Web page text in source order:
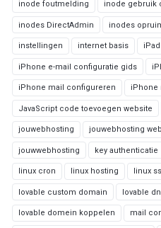
inode foutmelding inode gebruik
inodes DirectAdmin inodes
instellingen internet basis
iPhone e-mail configuratie gids
iPhone mail configureren iPhone
JavaScript code toevoegen website
jouwebhosting jouwebhosting
jouwwebhosting key authenticatie
linux cron linux hosting linux
lovable custom domain lovable
lovable domein koppelen mail